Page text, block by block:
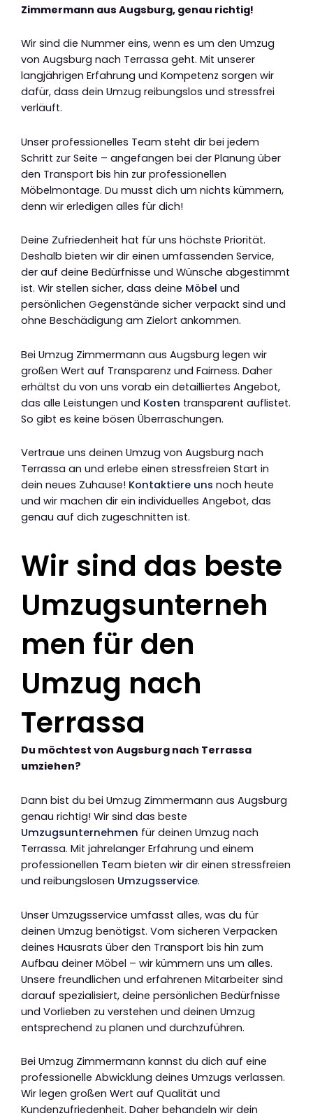
Zimmermann aus Augsburg, genau richtig!
Wir sind die Nummer eins, wenn es um den Umzug
von Augsburg nach Terrassa geht. Mit unserer
langjährigen Erfahrung und Kompetenz sorgen wir
dafür, dass dein Umzug reibungslos und stressfrei
verläuft.
Unser professionelles Team steht dir bei jedem
Schritt zur Seite – angefangen bei der Planung über
den Transport bis hin zur professionellen
Möbelmontage. Du musst dich um nichts kümmern,
denn wir erledigen alles für dich!
Deine Zufriedenheit hat für uns höchste Priorität.
Deshalb bieten wir dir einen umfassenden Service,
der auf deine Bedürfnisse und Wünsche abgestimmt
ist. Wir stellen sicher, dass deine Möbel und
persönlichen Gegenstände sicher verpackt sind und
ohne Beschädigung am Zielort ankommen.
Bei Umzug Zimmermann aus Augsburg legen wir
großen Wert auf Transparenz und Fairness. Daher
erhältst du von uns vorab ein detailliertes Angebot,
das alle Leistungen und Kosten transparent auflistet.
So gibt es keine bösen Überraschungen.
Vertraue uns deinen Umzug von Augsburg nach
Terrassa an und erlebe einen stressfreien Start in
dein neues Zuhause! Kontaktiere uns noch heute
und wir machen dir ein individuelles Angebot, das
genau auf dich zugeschnitten ist.
Wir sind das beste
Umzugsunterneh
men für den
Umzug nach
Terrassa
Du möchtest von Augsburg nach Terrassa
umziehen?
Dann bist du bei Umzug Zimmermann aus Augsburg
genau richtig! Wir sind das beste
Umzugsunternehmen für deinen Umzug nach
Terrassa. Mit jahrelanger Erfahrung und einem
professionellen Team bieten wir dir einen stressfreien
und reibungslosen Umzugsservice.
Unser Umzugsservice umfasst alles, was du für
deinen Umzug benötigst. Vom sicheren Verpacken
deines Hausrats über den Transport bis hin zum
Aufbau deiner Möbel – wir kümmern uns um alles.
Unsere freundlichen und erfahrenen Mitarbeiter sind
darauf spezialisiert, deine persönlichen Bedürfnisse
und Vorlieben zu verstehen und deinen Umzug
entsprechend zu planen und durchzuführen.
Bei Umzug Zimmermann kannst du dich auf eine
professionelle Abwicklung deines Umzugs verlassen.
Wir legen großen Wert auf Qualität und
Kundenzufriedenheit. Daher behandeln wir dein